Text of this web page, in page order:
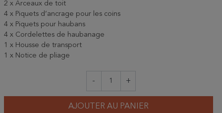
2 x Arceaux de toit
4 x Piquets d’ancrage pour les coins
4 x Piquets pour haubans
4 x Cordelettes de haubanage
1 x Housse de transport
1 x Notice de pliage
- +
AJOUTER AU PANIER